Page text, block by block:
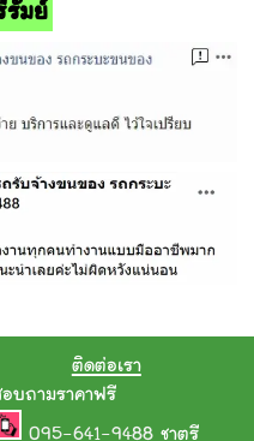
รัมย์
ติดต่อเรา
บถามราคาฟรี
095-641-9488 ชาตรี